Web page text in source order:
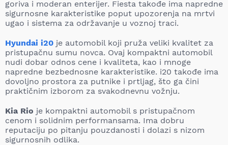
goriva i moderan enterijer. Fiesta takođe ima napredne
sigurnosne karakteristike poput upozorenja na mrtvi
ugao i sistema za održavanje u voznoj traci.
Hyundai i20 je automobil koji pruža veliki kvalitet za
pristupačnu sumu novca. Ovaj kompaktni automobil
nudi dobar odnos cene i kvaliteta, kao i mnoge
napredne bezbednosne karakteristike. i20 takođe ima
dovoljno prostora za putnike i prtljag, što ga čini
praktičnim izborom za svakodnevnu vožnju.
Kia Rio je kompaktni automobil s pristupačnom
cenom i solidnim performansama. Ima dobru
reputaciju po pitanju pouzdanosti i dolazi s nizom
sigurnosnih odlika.